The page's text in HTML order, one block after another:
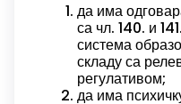
да има
са чл. 140. и
система
складу са
регулативом;
да има